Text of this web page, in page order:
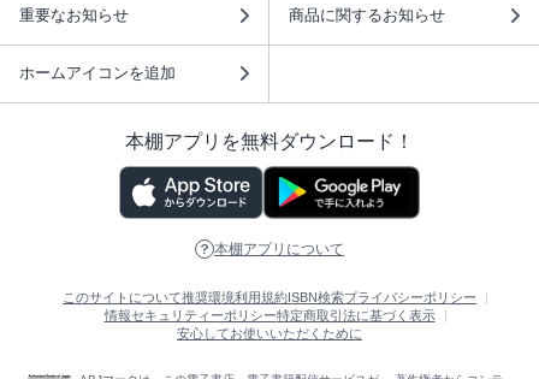
重要なお知らせ 商品に関するお知らせ
ホームアイコンを追加
本棚アプリを無料ダウンロード！
本棚アプリについて
このサイトについて推奨環境利用規約ISBN検索プライバシーポリシー
情報セキュリティーポリシー特定商取引法に基づく表示
安心してお使いいただくために